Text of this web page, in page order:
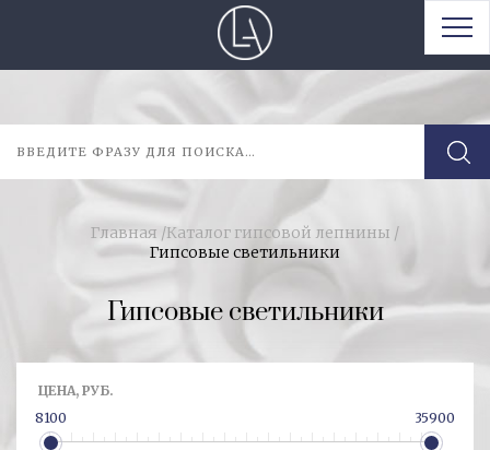
Главная /Каталог гипсовой лепнины /
Гипсовые светильники
Гипсовые светильники
ЦЕНА, РУБ.
8100
35900